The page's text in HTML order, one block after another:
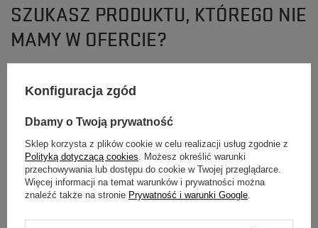
SZUKASZ PRODUKTU, KTÓREGO NIE
MAMY W OFERCIE?
sklepie, możesz skorzystać ze specjalnego formularza i przesłać nam opis
szukanego przedmiotu. Aby móc to zrobić musisz być
NEWSLETTER
Konfiguracja zgód
Dbamy o Twoją prywatność
Sklep korzysta z plików cookie w celu realizacji usług zgodnie z
Polityką dotyczącą cookies. Możesz określić warunki
przechowywania lub dostępu do cookie w Twojej przeglądarce.
Więcej informacji na temat warunków i prywatności można
znaleźć także na stronie Prywatność i warunki Google.